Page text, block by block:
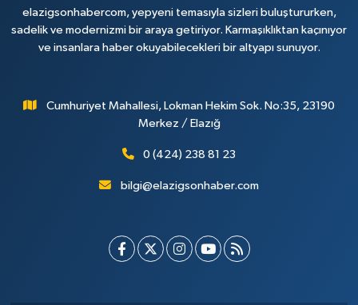
elazigsonhabercom, yepyeni temasıyla sizleri buluştururken,
sadelik ve modernizmi bir araya getiriyor. Karmaşıklıktan kaçınıyor
ve insanlara haber okuyabilecekleri bir altyapı sunuyor.
Cumhuriyet Mahallesi, Lokman Hekim Sok. No:35, 23190
Merkez / Elazığ
0 (424) 238 81 23
bilgi@elazigsonhaber.com